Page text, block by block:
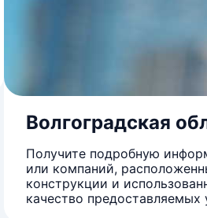
Волгоградская
Получите подробную
или компаний,
конструкции и
качество предоставляемых